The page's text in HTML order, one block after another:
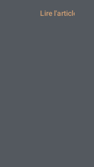
Lire l'article »